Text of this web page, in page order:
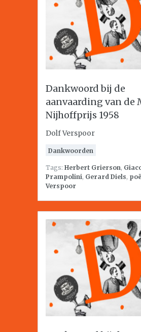
Dankwoord bij de
aanvaarding van de
Nijhoffprijs 1958
Dolf Verspoor
Dankwoorden
Tags: Herbert Grierson,
Prampolini, Gerard Diels,
Verspoor